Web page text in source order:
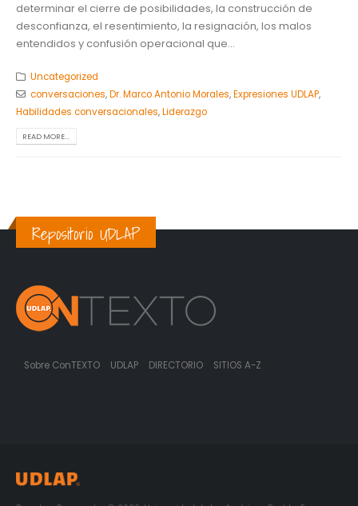
determinar el cierre de posibilidades, la construcción de
desconfianza, el resentimiento, la resignación, los malos
entendidos y confusión operacional que...
Uncategorized
conversaciones,Dr. Marco Antonio Morales,Expresiones UDLAP,
Habilidades conversacionales,Liderazgo
READ MORE...
Repositorio UDLAP
Sobre ConTEXTO UDLAP DIRECTORIO SITIOS A-Z